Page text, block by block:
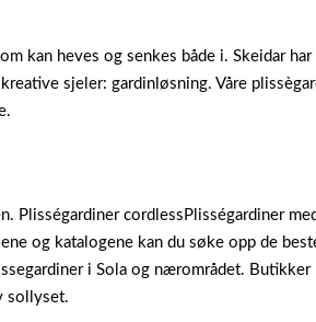
kan heves og senkes både i. Skeidar
sjeler: gardinløsning. Våre
Plisségardiner cordlessPlisségardiner
og katalogene kan du søke opp de
i Sola og nærområdet. Butikker
sollyset.